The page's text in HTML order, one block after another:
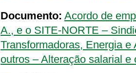
Documento: Acordo de
A., e o SITE-NORTE –
Transformadoras, Energia
outros – Alteração salarial e